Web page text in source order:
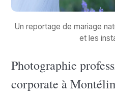
Un reportage de mariage
et les
Photographie
corporate à